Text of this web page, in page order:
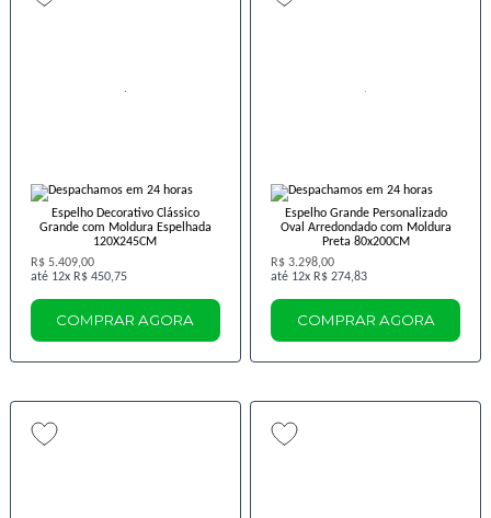
Espelho Decorativo Clássico
Grande com Moldura Espelhada
120X245CM
R$ 5.409,00
12x R$ 450,75
COMPRAR AGORA
Espelho Grande Personalizado
Oval Arredondado com Moldura
Preta 80x200CM
R$ 3.298,00
12x R$ 274,83
COMPRAR AGORA